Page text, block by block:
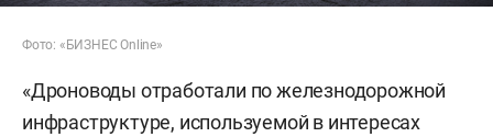
Фото: «БИЗНЕС Online»
«Дроноводы отработали по железнодорожной
инфраструктуре, используемой в интересах